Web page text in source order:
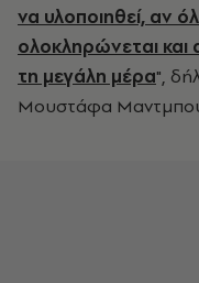
να υλοποιηθεί, αν
ολοκληρώνεται
τη μεγάλη μέρα",
Μουστάφα